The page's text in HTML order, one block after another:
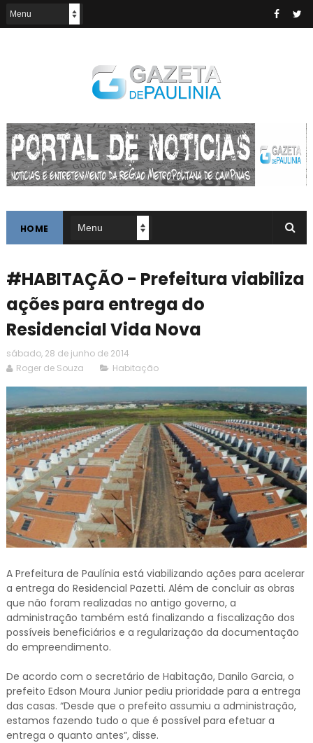
HOME
#HABITAÇÃO - Prefeitura viabiliza
ações para entrega do
Residencial Vida Nova
sábado, 28 de junho de 2014
Roger de Souza
Habitação
A Prefeitura de Paulínia está viabilizando ações para acelerar
a entrega do Residencial Pazetti. Além de concluir as obras
que não foram realizadas no antigo governo, a
administração também está finalizando a fiscalização dos
possíveis beneficiários e a regularização da documentação
do empreendimento.
De acordo com o secretário de Habitação, Danilo Garcia, o
prefeito Edson Moura Junior pediu prioridade para a entrega
das casas. “Desde que o prefeito assumiu a administração,
estamos fazendo tudo o que é possível para efetuar a
entrega o quanto antes”, disse.